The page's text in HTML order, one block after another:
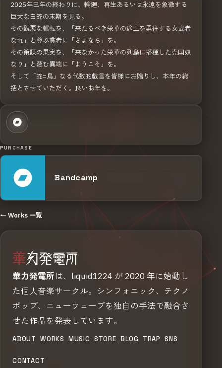
2025年巳年の終わりに、輪廻、再生あるいは永遠を象徴する
巨大な白蛇の末期を見る。
その醜悪な輾転を、「来たるべき栄華の途上を勇往する女武者
なれ」と尊ぶ貧者に「さよなら」を。
その策謀の果実を、「来なかった栄華の列島に播種した売国奴
なり」と蔑む異端に「ようこそ」を。
そして「蛇=鳥」なる代数的戯言を皆様にお贈りし、本年の総
括とさせていただく。良いお年を。
PURCHASE
Bandcamp
← Works 一覧
華力発電所は、liquid1224 が 2020 年に始動し
た個人音楽サークル。シンフォニック、テクノ
ポップ、ニューウェーブを独自の手法で融合さ
せた作品を発表しています。
ABOUT WORKS MUSIC STORE BLOG TRAP SNS
CONTACT